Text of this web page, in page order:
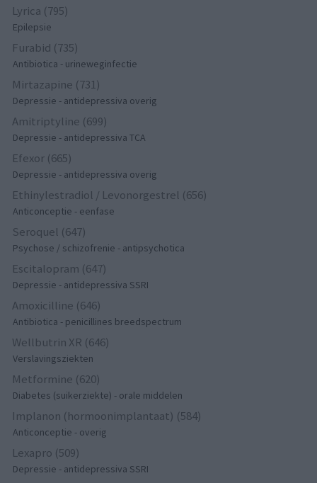
Lyrica (795)
Epilepsie
Furabid (735)
Antibiotica - urineweginfectie
Mirtazapine (731)
Depressie - antidepressiva overig
Amitriptyline (699)
Depressie - antidepressiva TCA
Efexor (665)
Depressie - antidepressiva overig
Ethinylestradiol / Levonorgestrel (656)
Anticonceptie - eenfase
Seroquel (647)
Psychose / schizofrenie - antipsychotica
Escitalopram (647)
Depressie - antidepressiva SSRI
Amoxicilline (646)
Antibiotica - penicillines breedspectrum
Wellbutrin XR (646)
Verslavingsziekten
Metformine (620)
Diabetes (suikerziekte) - orale middelen
Implanon (hormoonimplantaat) (584)
Anticonceptie - overig
Lexapro (509)
Depressie - antidepressiva SSRI